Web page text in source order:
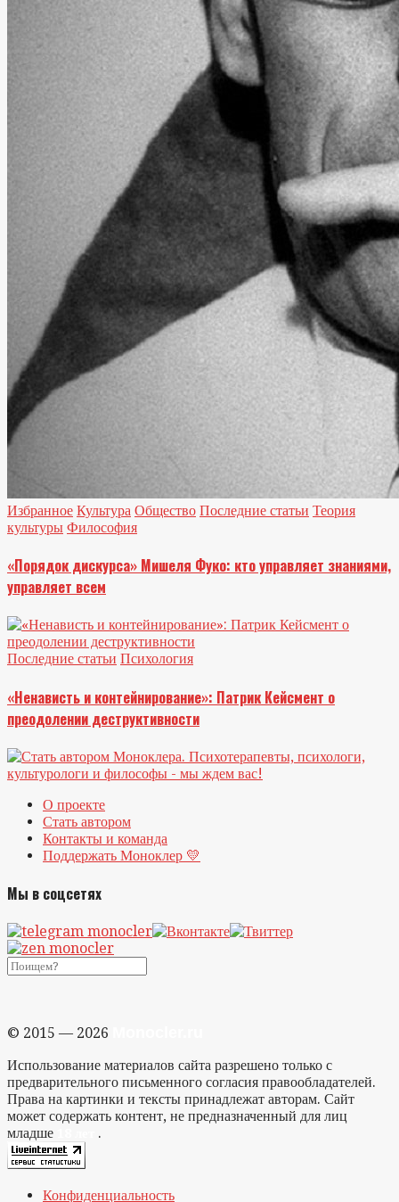
Избранное Культура Общество Последние статьи Теория
культуры Философия
«Порядок дискурса» Мишеля Фуко: кто управляет знаниями,
управляет всем
Последние статьи Психология
«Ненависть и контейнирование»: Патрик Кейсмент о
преодолении деструктивности
О проекте
Стать автором
Контакты и команда
Поддержать Моноклер 💛
Мы в соцсетях
© 2015 — 2026
Использование материалов сайта разрешено только с
предварительного письменного согласия правообладателей.
Права на картинки и тексты принадлежат авторам. Сайт
может содержать контент, не предназначенный для лиц
младше
.
Конфиденциальность